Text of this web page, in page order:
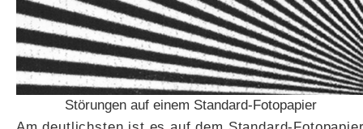
Störungen auf einem Standard-Fotopapier